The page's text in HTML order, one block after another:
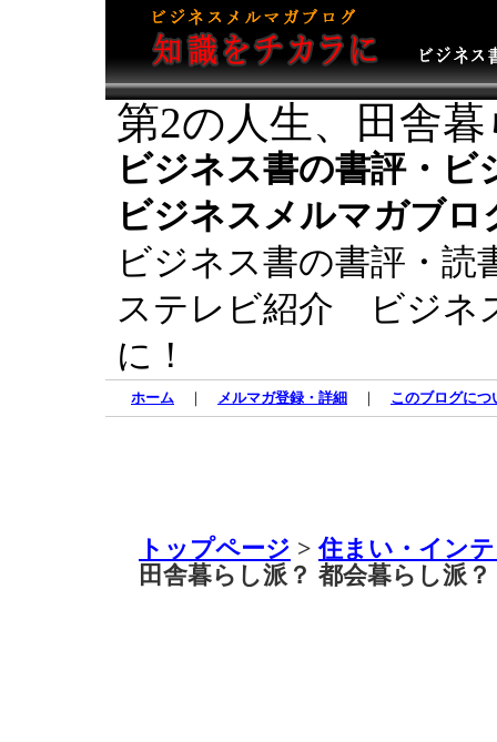
第2の人生、田舎
ビジネス書の書評・
ビジネスメルマガブ
ビジネス書の書評・読
ステレビ紹介 ビジネ
に！
ホーム ｜ メルマガ登録・詳細 ｜ このブログにつ
トップページ >住まい・イン
田舎暮らし派？ 都会暮らし派？